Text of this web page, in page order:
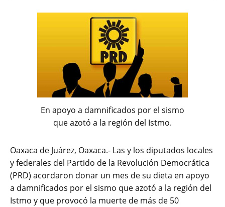
En apoyo a damnificados por el sismo
que azotó a la región del Istmo.
Oaxaca de Juárez, Oaxaca.- Las y los diputados locales
y federales del Partido de la Revolución Democrática
(PRD) acordaron donar un mes de su dieta en apoyo
a damnificados por el sismo que azotó a la región del
Istmo y que provocó la muerte de más de 50